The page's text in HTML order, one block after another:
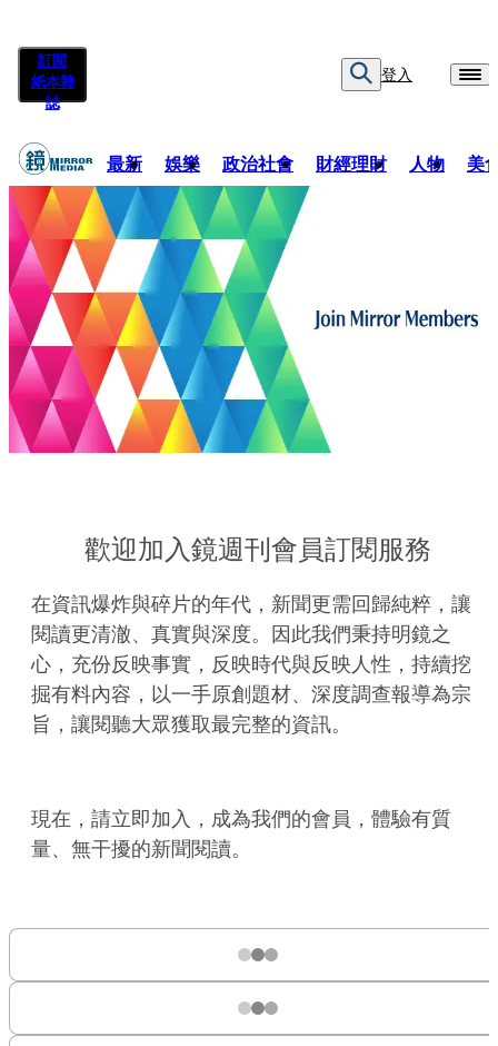
訂閱
紙本雜
誌
登入
最新 娛樂 政治社會 財經理財 人物 美
歡迎加入鏡週刊會員訂閱服務
在資訊爆炸與碎片的年代，新聞更需回歸純粹，讓
閱讀更清澈、真實與深度。因此我們秉持明鏡之
心，充份反映事實，反映時代與反映人性，持續挖
掘有料內容，以一手原創題材、深度調查報導為宗
旨，讓閱聽大眾獲取最完整的資訊。
現在，請立即加入，成為我們的會員，體驗有質
量、無干擾的新聞閱讀。